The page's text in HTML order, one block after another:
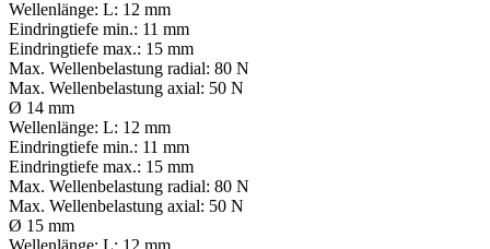
Wellenlänge: L: 12 mm
Eindringtiefe min.: 11 mm
Eindringtiefe max.: 15 mm
Max. Wellenbelastung radial: 80 N
Max. Wellenbelastung axial: 50 N
Ø 14 mm
Wellenlänge: L: 12 mm
Eindringtiefe min.: 11 mm
Eindringtiefe max.: 15 mm
Max. Wellenbelastung radial: 80 N
Max. Wellenbelastung axial: 50 N
Ø 15 mm
Wellenlänge: L: 12 mm